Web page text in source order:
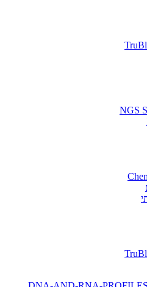
NGS